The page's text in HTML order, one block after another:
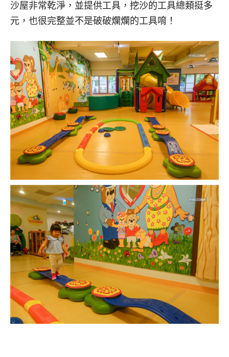
沙屋非常乾淨，並提供工具，挖沙的工具總類挺多
元，也很完整並不是破破爛爛的工具唷！